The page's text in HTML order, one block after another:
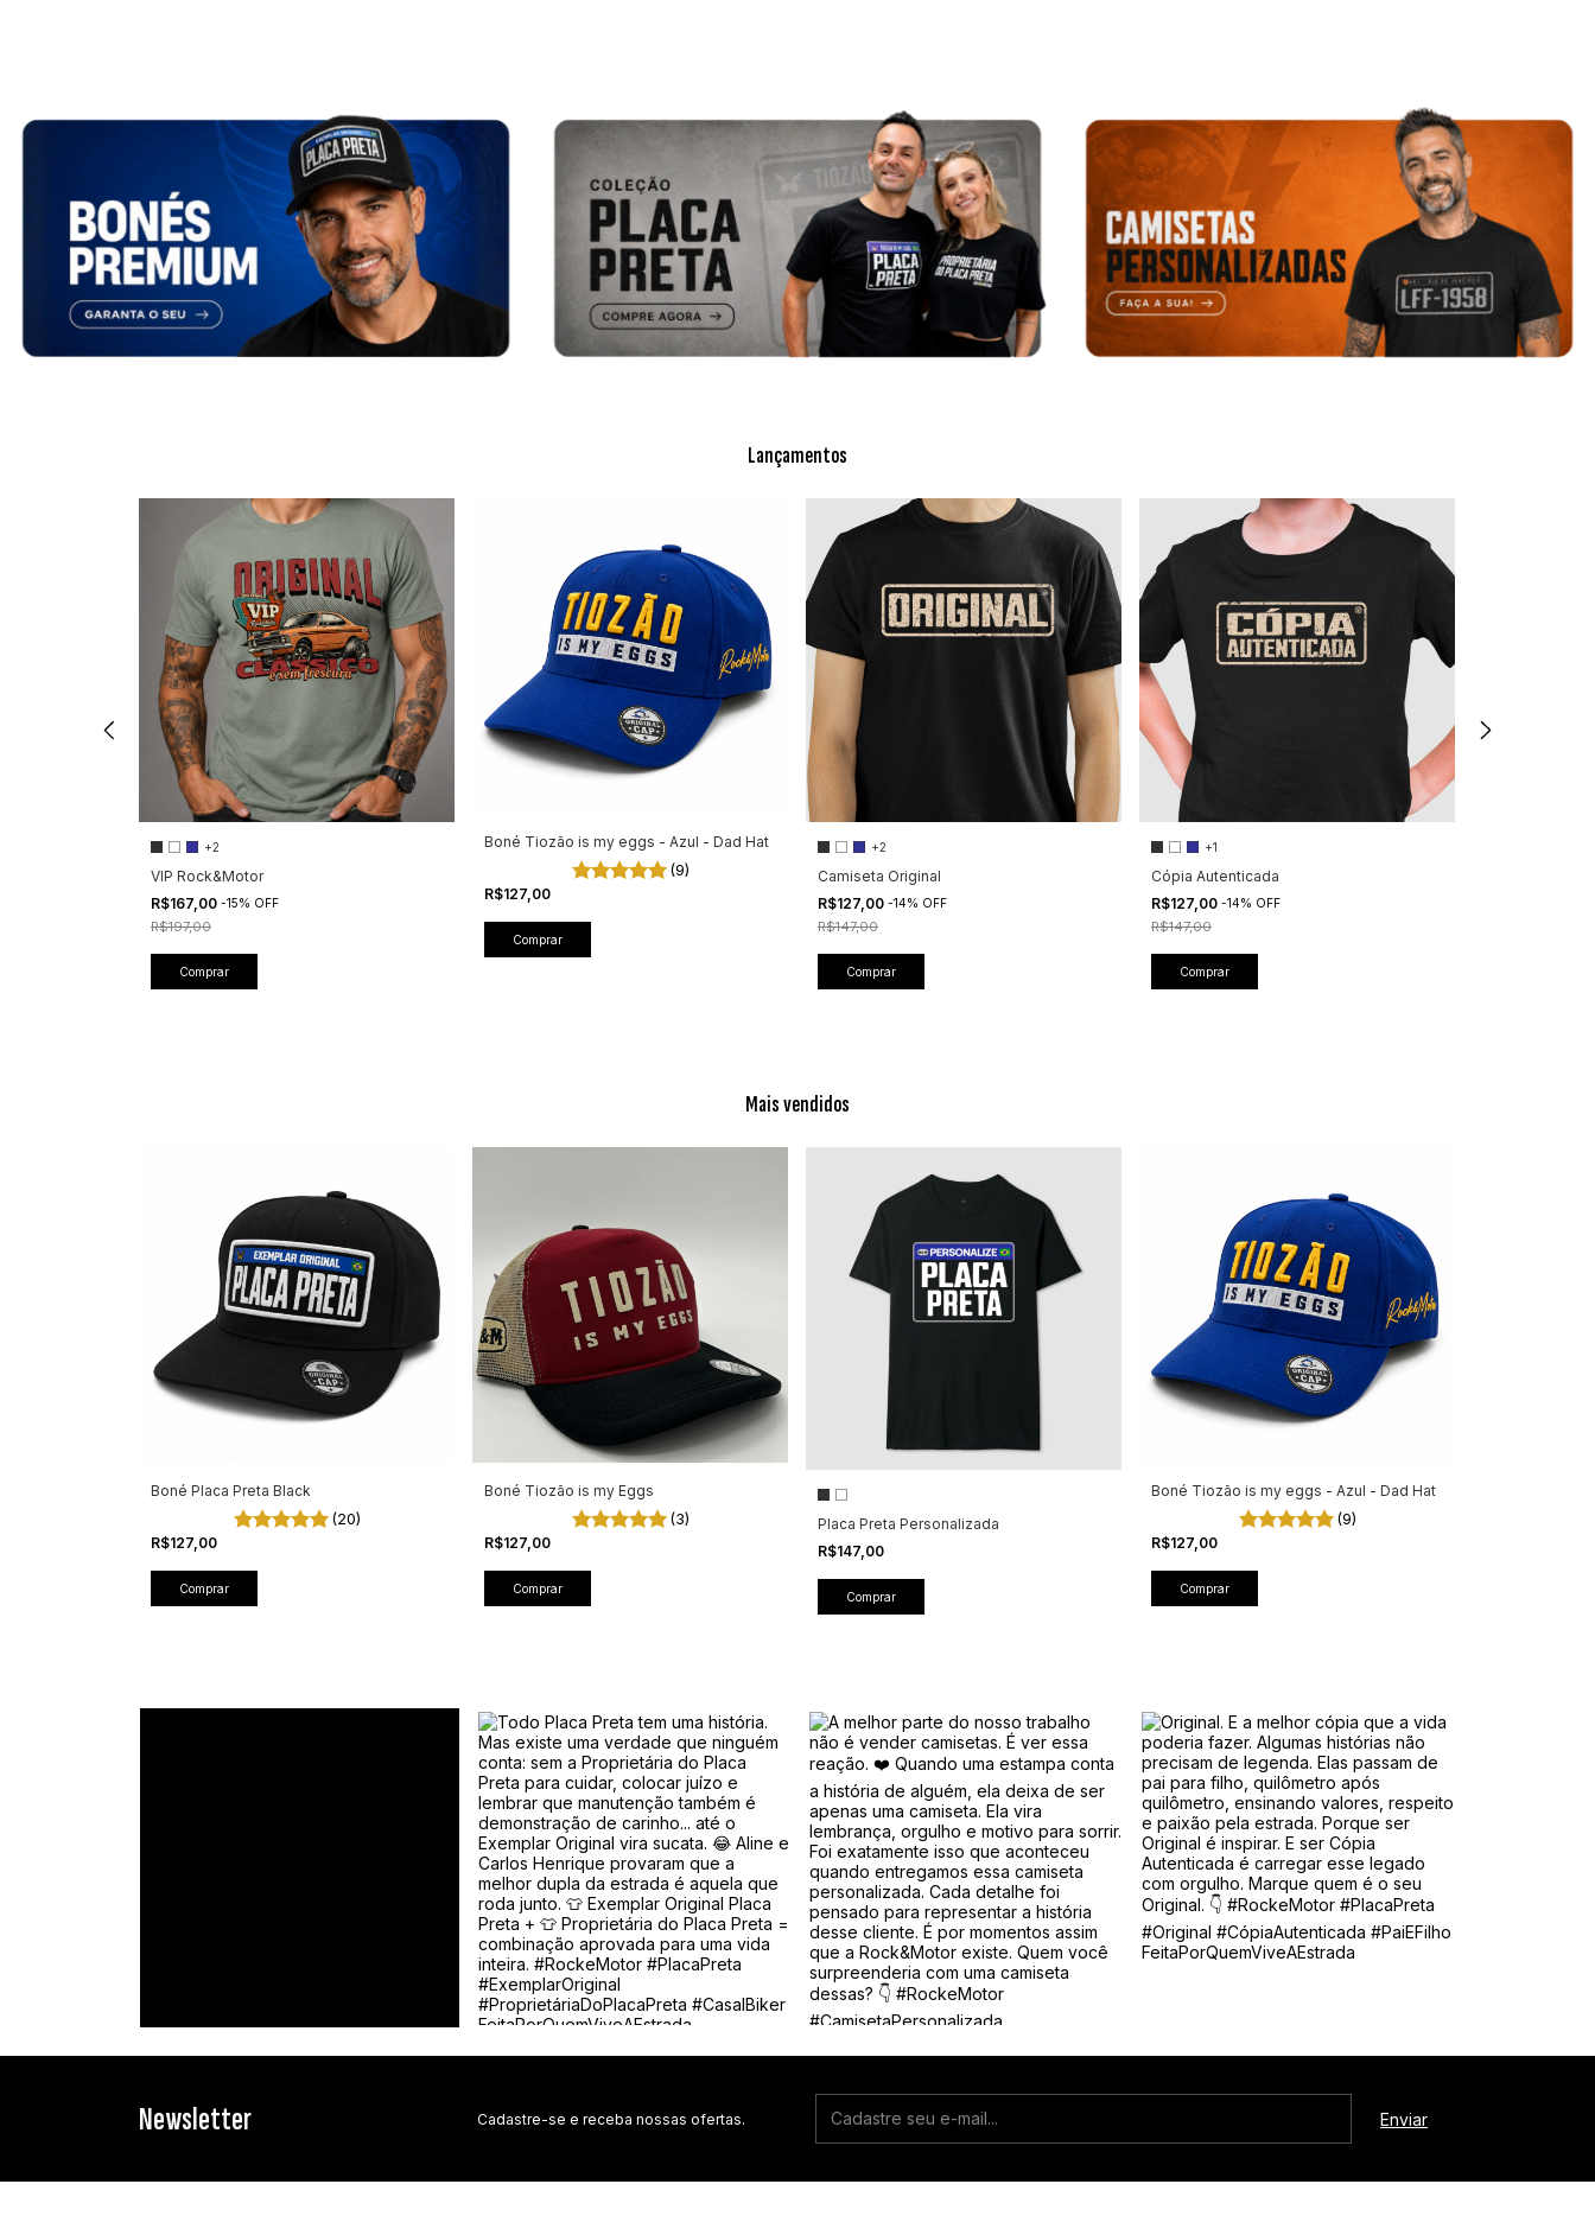
Lançamentos
+2
VIP Rock&Motor
R$167,00 -15% OFF
R$197,00
Comprar
Boné Tiozão is my eggs - Azul - Dad Hat
(9)
R$127,00
+2
Camiseta Original
R$127,00 -14% OFF
R$147,00
Comprar
+1
Cópia Autenticada
R$127,00 -14% OFF
R$147,00
Comprar
Mais vendidos
Boné Placa Preta Black
(20)
R$127,00
Comprar
Boné Tiozão is my Eggs
(3)
R$127,00
Placa Preta Personalizada
R$147,00
Comprar
Boné Tiozão is my eggs - Azul - Dad Hat
(9)
R$127,00
Newsletter Cadastre-se e receba nossas ofertas.